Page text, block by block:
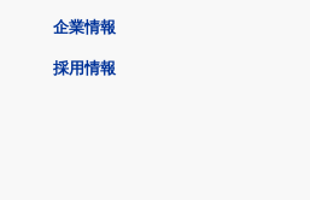
企業情報
採用情報